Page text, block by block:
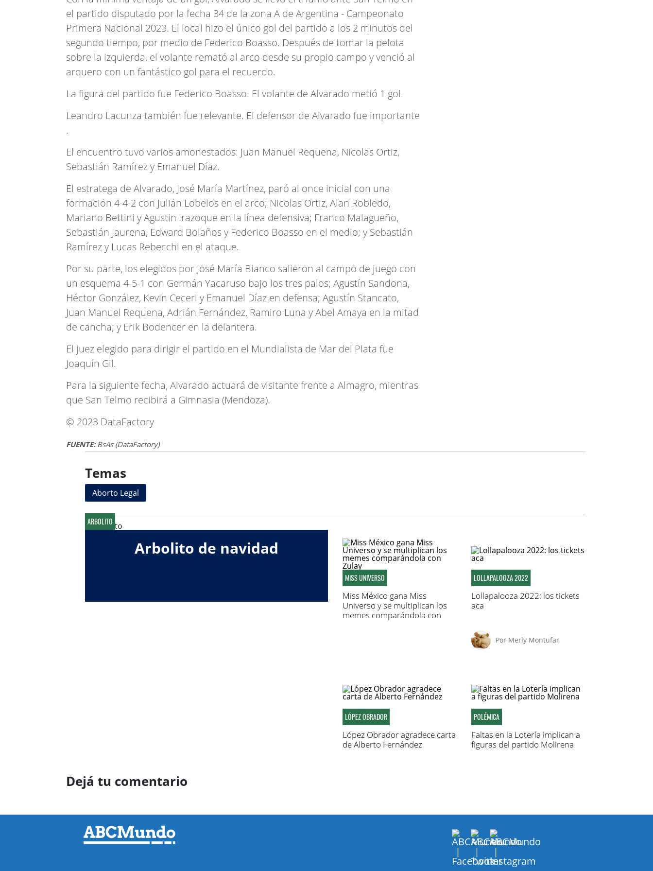
el partido disputado por la fecha 34 de la zona A de Argentina - Campeonato
Primera Nacional 2023. El local hizo el único gol del partido a los 2 minutos del
segundo tiempo, por medio de Federico Boasso. Después de tomar la pelota
sobre la izquierda, el volante remató al arco desde su propio campo y venció al
arquero con un fantástico gol para el recuerdo.
La figura del partido fue Federico Boasso. El volante de Alvarado metió 1 gol.
Leandro Lacunza también fue relevante. El defensor de Alvarado fue importante
.
El encuentro tuvo varios amonestados: Juan Manuel Requena, Nicolas Ortiz,
Sebastián Ramírez y Emanuel Díaz.
El estratega de Alvarado, José María Martínez, paró al once inicial con una
formación 4-4-2 con Julián Lobelos en el arco; Nicolas Ortiz, Alan Robledo,
Mariano Bettini y Agustin Irazoque en la línea defensiva; Franco Malagueño,
Sebastián Jaurena, Edward Bolaños y Federico Boasso en el medio; y Sebastián
Ramírez y Lucas Rebecchi en el ataque.
Por su parte, los elegidos por José María Bianco salieron al campo de juego con
un esquema 4-5-1 con Germán Yacaruso bajo los tres palos; Agustín Sandona,
Héctor González, Kevin Ceceri y Emanuel Díaz en defensa; Agustín Stancato,
Juan Manuel Requena, Adrián Fernández, Ramiro Luna y Abel Amaya en la mitad
de cancha; y Erik Bodencer en la delantera.
El juez elegido para dirigir el partido en el Mundialista de Mar del Plata fue
Joaquín Gil.
Para la siguiente fecha, Alvarado actuará de visitante frente a Almagro, mientras
que San Telmo recibirá a Gimnasia (Mendoza).
© 2023 DataFactory
FUENTE:BsAs (DataFactory)
Temas
Aborto Legal
ARBOLITO
Arbolito de navidad
MISS UNIVERSO
Miss México gana Miss
Universo y se multiplican los
memes comparándola con
LOLLAPALOOZA 2022
Lollapalooza 2022: los tickets
aca
Por Merly Montufar
LÓPEZ OBRADOR
López Obrador agradece carta
de Alberto Fernández
POLÉMICA
Faltas en la Lotería implican a
figuras del partido Molirena
Dejá tu comentario